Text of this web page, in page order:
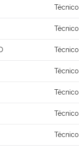
Técnico
Técnico
Técnico
Técnico
Técnico
Técnico
Técnico